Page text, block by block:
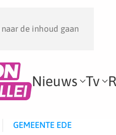
naar de inhoud gaan
Nieuws Tv
GEMEENTE EDE